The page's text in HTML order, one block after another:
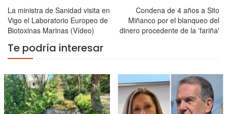
La ministra de Sanidad visita en
Vigo el Laboratorio Europeo de
Biotoxinas Marinas (Vídeo)
Condena de 4 años a Sito
Miñanco por el blanqueo del
dinero procedente de la 'fariña'
Te podría interesar